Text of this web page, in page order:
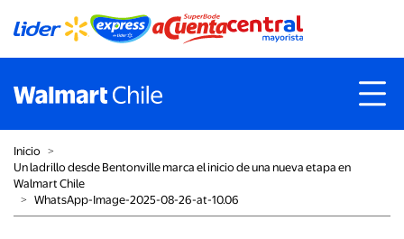
Inicio ˃
Un ladrillo desde Bentonville marca el inicio de una nueva etapa en
Walmart Chile
˃ WhatsApp-Image-2025-08-26-at-10.06